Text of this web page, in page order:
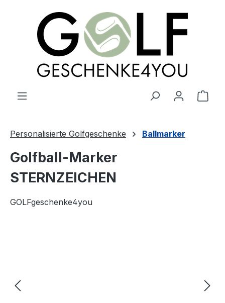
springen
Personalisierte Golfgeschenke Ballmarker
Golfball-Marker
STERNZEICHEN
GOLFgeschenke4you